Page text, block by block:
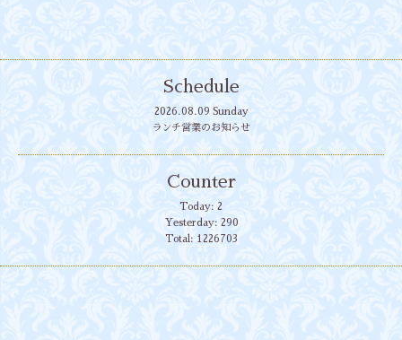
Schedule
2026.08.09 Sunday
ランチ営業のお知らせ
Counter
Today: 2
Yesterday: 290
Total: 1226703